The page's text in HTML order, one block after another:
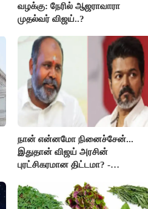
வழக்கு: நேரில் ஆஜராவாரா
முதல்வர் விஜய்..?
நான் என்னமோ நினைச்சேன்...
இதுதான் விஜய் அரசின்
புரட்சிகரமான திட்டமா? -